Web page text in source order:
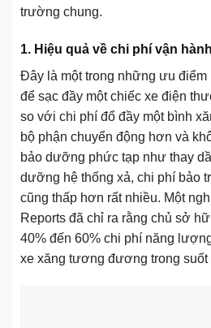
trường chung.
1. Hiệu quả về chi phí vận hành
Đây là một trong những ưu điểm
để sạc đầy một chiếc xe điện
so với chi phí đổ đầy một bình
bộ phận chuyển động hơn và
bảo dưỡng phức tạp như thay
dưỡng hệ thống xả, chi phí bảo
cũng thấp hơn rất nhiều. Một
Reports đã chỉ ra rằng chủ sở
40% đến 60% chi phí năng
xe xăng tương đương trong suốt